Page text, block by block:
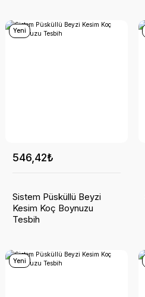
Yeni
546,42₺
Sistem Püsküllü Beyzi
Kesim Koç Boynuzu
Tesbih
Yeni